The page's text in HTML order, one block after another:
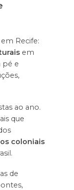
Recife:
em
pé e
ao ano.
que
coloniais
de